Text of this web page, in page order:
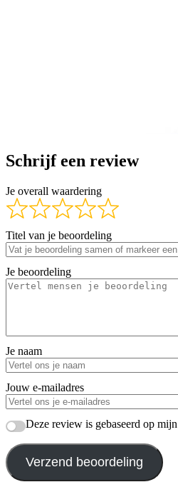
Schrijf een review
Je overall waardering
Titel van je beoordeling
Je beoordeling
Je naam
Jouw e-mailadres
Deze review is gebaseerd op
Verzend beoordeling